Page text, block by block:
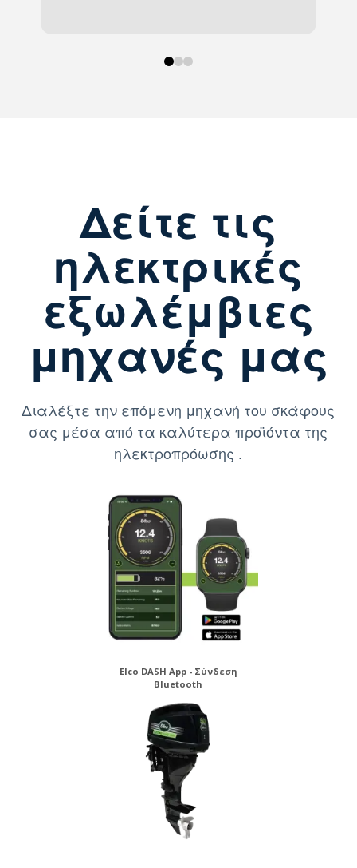
0 1 2
Δείτε τις
ηλεκτρικές
εξωλέμβιες
μηχανές μας
Διαλέξτε την επόμενη μηχανή του σκάφους
σας μέσα από τα καλύτερα προϊόντα της
ηλεκτροπρόωσης .
Elco DASH App - Σύνδεση
Bluetooth